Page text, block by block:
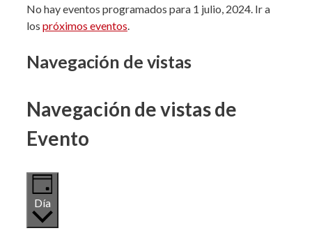
No hay eventos programados para 1 julio, 2024. Ir a
los próximos eventos.
Navegación de vistas
Navegación de vistas de
Evento
Día